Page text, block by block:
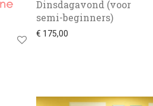
Dinsdagavond (voor
semi-beginners)
€ 175,00